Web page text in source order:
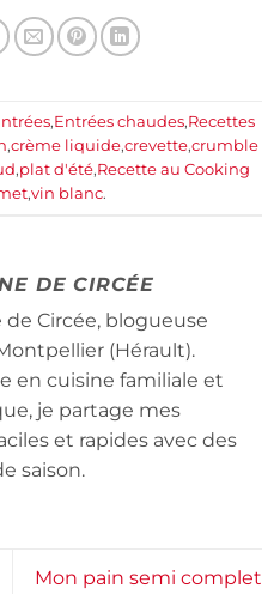
,Entrées chaudes,Recettes
,crème liquide,crevette,crumble
,plat d'été,Recette au Cooking
,vin blanc.
DE CIRCÉE
de Circée, blogueuse
(Hérault).
en cuisine familiale et
je partage mes
et rapides avec des
saison.
Mon pain semi complet